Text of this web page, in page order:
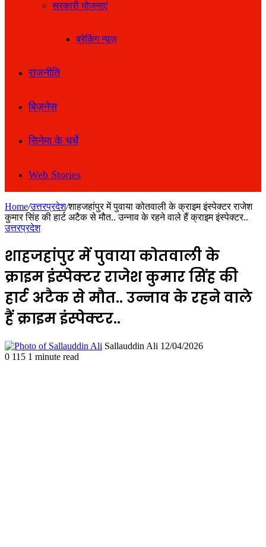
सरकारी योजनाएं
ब्रेकिंग न्यूज़
राजनीति
बिज़नेस
सिनेमा के चर्चे
Web Stories
Home/उत्तरप्रदेश/शाहजहांपुर में पुवाया कोतवाली के क्राइम इंस्पेक्टर राजेश
कुमार सिंह की हार्ट अटैक से मौत.. उन्नाव के रहने वाले हैं क्राइम इंस्पेक्टर..
उत्तरप्रदेश
शाहजहांपुर में पुवाया कोतवाली के
क्राइम इंस्पेक्टर राजेश कुमार सिंह की
हार्ट अटैक से मौत.. उन्नाव के रहने वाले
हैं क्राइम इंस्पेक्टर..
Sallauddin Ali Send
12/04/2026
0 115 1 minute read